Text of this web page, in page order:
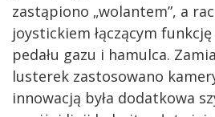
zastąpiono „wolantem”, a
joystickiem łączącym
pedału gazu i hamulca.
lusterek zastosowano
innowacją była dodatkowa